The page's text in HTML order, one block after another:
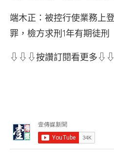
端木正：被控行使業務上
罪，檢方求刑1年有期徒刑
⇩⇩⇩按讚訂閱看更多